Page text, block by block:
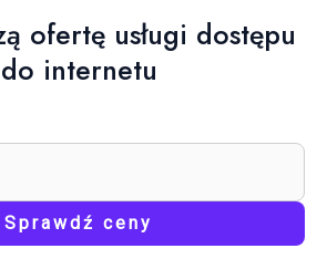
ofertę usługi dostępu
do internetu
Sprawdź ceny